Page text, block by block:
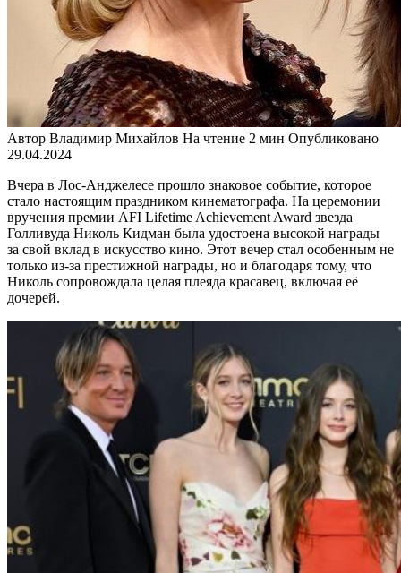
Автор Владимир Михайлов На чтение 2 мин Опубликовано
29.04.2024
Вчера в Лос-Анджелесе прошло знаковое событие, которое
стало настоящим праздником кинематографа. На церемонии
вручения премии AFI Lifetime Achievement Award звезда
Голливуда Николь Кидман была удостоена высокой награды
за свой вклад в искусство кино. Этот вечер стал особенным не
только из-за престижной награды, но и благодаря тому, что
Николь сопровождала целая плеяда красавец, включая её
дочерей.